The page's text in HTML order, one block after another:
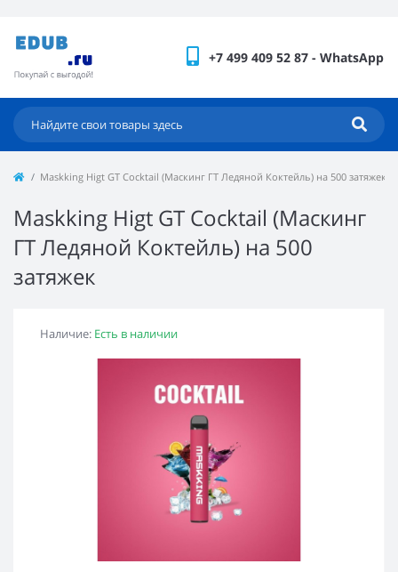
+7 499 409 52 87 - WhatsApp
Maskking Higt GT Cocktail (Маскинг ГТ Ледяной Коктейль) на 500 затяжек
Maskking Higt GT Cocktail (Маскинг
ГТ Ледяной Коктейль) на 500
затяжек
Наличие: Есть в наличии